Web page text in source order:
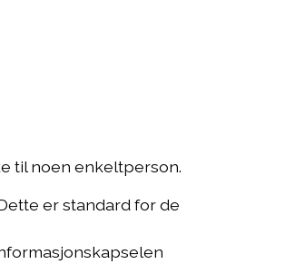
til noen enkeltperson.
er standard for de